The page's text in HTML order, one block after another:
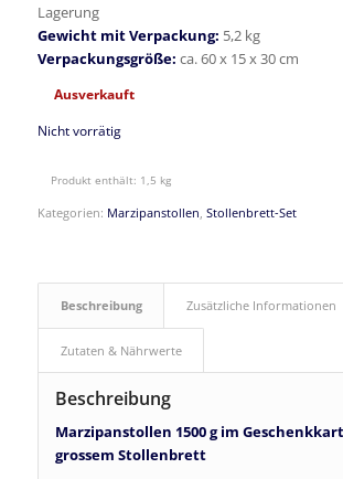
Lagerung
Gewicht mit Verpackung: 5,2 kg
Verpackungsgröße: ca. 60 x 15 x 30 cm
Ausverkauft
Nicht vorrätig
Produkt enthält: 1,5 kg
Kategorien: Marzipanstollen Stollenbrett-Set
Beschreibung Zusätzliche Informationen
Zutaten & Nährwerte
Beschreibung
Marzipanstollen 1500 g im
grossem Stollenbrett